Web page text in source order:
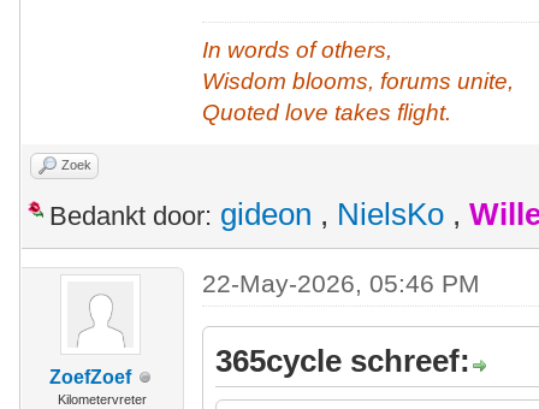
In words of others,
Wisdom blooms, forums unite,
Quoted love takes flight.
Zoek
Bedankt door: gideon , NielsKo ,
ZoefZoef
Kilometervreter
22-May-2026, 05:46 PM
365cycle schreef: